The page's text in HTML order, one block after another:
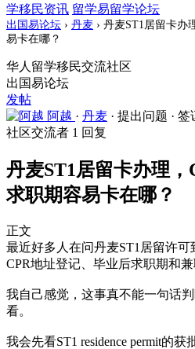
学移民资讯 留学易留学论坛
出国易论坛 › 丹麦 › 丹麦ST1居留卡办
易卡在哪？
华人留学移民交流社区
出国易论坛
发帖
阿越 · 丹麦 · 提出问题 · 签
社区交流者 1 回复
丹麦ST1居留卡办理
求职期容易卡在哪？
正文
最近好多人在问丹麦ST1居留许
CPR地址登记、毕业后求职期和兼
我自己感觉，这事真不能一句话
看。
我会先看ST1 residence permit的